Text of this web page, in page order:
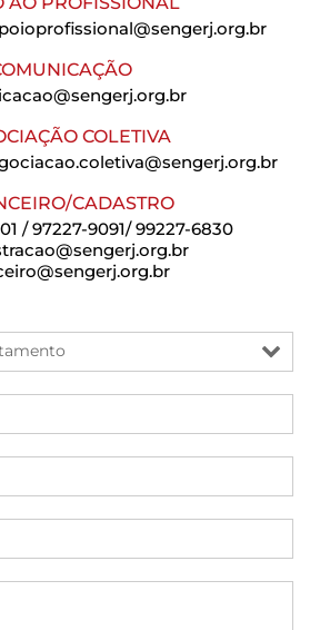
COLETIVA
CADASTRO
/ 97227-9091/ 99227-6830